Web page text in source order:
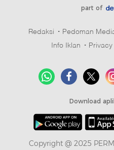
part of
Redaksi Pedoman
Info Iklan
Download
Copyright @ 2025